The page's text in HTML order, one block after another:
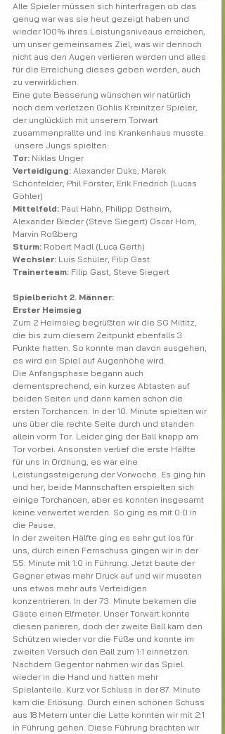
Alle Spieler müssen sich hinterfragen ob das
genug war was sie heut gezeigt haben und
wieder 100% ihres Leistungsniveaus erreichen,
um unser gemeinsames Ziel, was wir dennoch
nicht aus den Augen verlieren werden und alles
für die Erreichung dieses geben werden, auch
zu verwirklichen.
Eine gute Besserung wünschen wir natürlich
noch dem verletzen Gohlis Kreinitzer Spieler,
der unglücklich mit unserem Torwart
zusammenprallte und ins Krankenhaus musste.
unsere Jungs spielten: ​
Tor: Niklas Unger
Verteidigung: Alexander Duks, Marek
Schönfelder, Phil Förster, Erik Friedrich (Lucas
Göhler)
Mittelfeld: Paul Hahn, Philipp Ostheim,
Alexander Bieder (Steve Siegert) Oscar Horn,
Marvin Roßberg
Sturm: Robert Madl (Luca Gerth)
Wechsler: Luis Schüler, Filip Gast
Trainerteam: Filip Gast, Steve Siegert
Spielbericht 2. Männer:
Erster Heimsieg
Zum 2 Heimsieg begrüßten wir die SG Miltitz,
die bis zum diesem Zeitpunkt ebenfalls 3
Punkte hatten. So konnte man davon ausgehen,
es wird ein Spiel auf Augenhöhe wird.
Die Anfangsphase begann auch
dementsprechend, ein kurzes Abtasten auf
beiden Seiten und dann kamen schon die
ersten Torchancen. In der 10. Minute spielten wir
uns über die rechte Seite durch und standen
allein vorm Tor. Leider ging der Ball knapp am
Tor vorbei. Ansonsten verlief die erste Hälfte
für uns in Ordnung, es war eine
Leistungssteigerung der Vorwoche. Es ging hin
und her, beide Mannschaften erspielten sich
einige Torchancen, aber es konnten insgesamt
keine verwertet werden. So ging es mit 0:0 in
die Pause.
In der zweiten Hälfte ging es sehr gut los für
uns, durch einen Fernschuss gingen wir in der
55. Minute mit 1:0 in Führung. Jetzt baute der
Gegner etwas mehr Druck auf und wir mussten
uns etwas mehr aufs Verteidigen
konzentrieren. In der 73. Minute bekamen die
Gäste einen Elfmeter. Unser Torwart konnte
diesen parieren, doch der zweite Ball kam den
Schützen wieder vor die Füße und konnte im
zweiten Versuch den Ball zum 1:1 einnetzen.
Nachdem Gegentor nahmen wir das Spiel
wieder in die Hand und hatten mehr
Spielanteile. Kurz vor Schluss in der 87. Minute
kam die Erlösung. Durch einen schönen Schuss
aus 18 Metern unter die Latte konnten wir mit 2:1
in Führung gehen. Diese Führung brachten wir